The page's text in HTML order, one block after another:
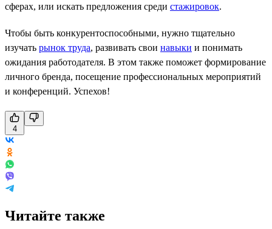
сферах, или искать предложения среди стажировок.
Чтобы быть конкурентоспособными, нужно тщательно
изучать рынок труда, развивать свои навыки и понимать
ожидания работодателя. В этом также поможет формирование
личного бренда, посещение профессиональных мероприятий
и конференций. Успехов!
4
Читайте также